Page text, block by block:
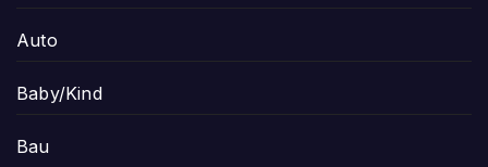
Auto
Baby/Kind
Bau